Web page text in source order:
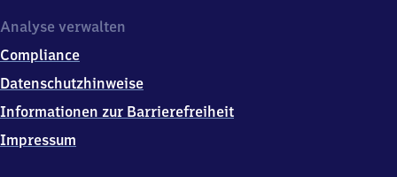
6
2
8
Analyse verwalten
Compliance
Datenschutzhinweise
Informationen zur Barrierefreiheit
Impressum